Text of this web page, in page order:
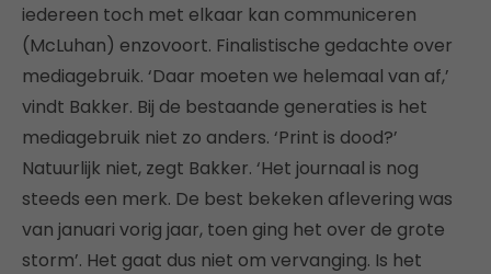
iedereen toch met elkaar kan communiceren
(McLuhan) enzovoort. Finalistische gedachte over
mediagebruik. ‘Daar moeten we helemaal van af,’
vindt Bakker. Bij de bestaande generaties is het
mediagebruik niet zo anders. ‘Print is dood?’
Natuurlijk niet, zegt Bakker. ‘Het journaal is nog
steeds een merk. De best bekeken aflevering was
van januari vorig jaar, toen ging het over de grote
storm’. Het gaat dus niet om vervanging. Is het